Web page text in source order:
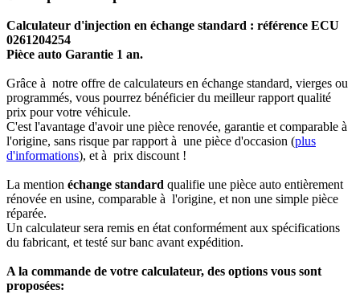
Calculateur d'injection en échange standard : référence ECU
0261204254
Pièce auto Garantie 1 an.
Grâce à notre offre de calculateurs en échange standard, vierges ou
programmés, vous pourrez bénéficier du meilleur rapport qualité
prix pour votre véhicule.
C'est l'avantage d'avoir une pièce renovée, garantie et comparable à
l'origine, sans risque par rapport à une pièce d'occasion (plus
d'informations), et à prix discount !
La mention échange standard qualifie une pièce auto entièrement
rénovée en usine, comparable à l'origine, et non une simple pièce
réparée.
Un calculateur sera remis en état conformément aux spécifications
du fabricant, et testé sur banc avant expédition.
A la commande de votre calculateur, des options vous sont
proposées: